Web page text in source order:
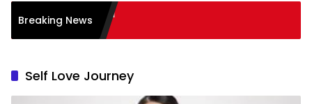
Breaking News
Literasi Membaca
Self Love Journey